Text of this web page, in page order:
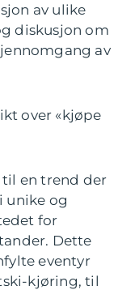
av ulike
diskusjon om
av
over «kjøpe
til en trend der
unike og
for
Dette
eventyr
kjøring, til